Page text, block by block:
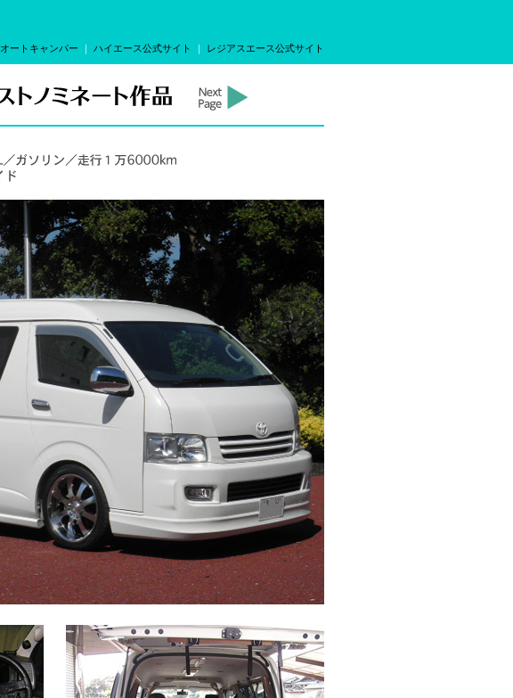
オートキャンパー ｜ ハイエース公式サイト ｜ レジアスエース公式サイト